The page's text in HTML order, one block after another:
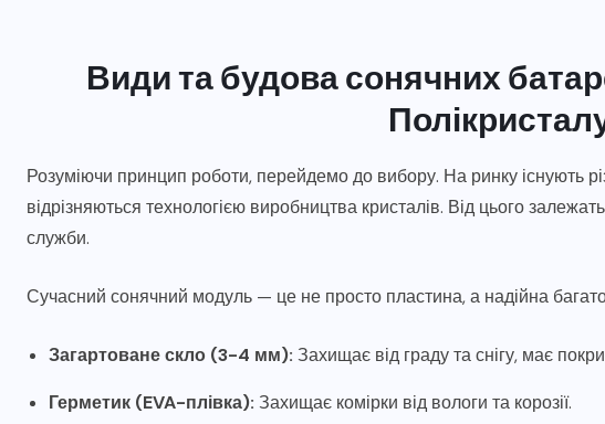
Види та будова сонячних
Розуміючи принцип роботи, перейдемо до вибору. На ринку існують
відрізняються технологією виробництва кристалів. Від цього
служби.
Сучасний сонячний модуль — це не просто пластина, а надійна
Загартоване скло (3-4 мм): Захищає від граду та снігу, має
Герметик (EVA-плівка): Захищає комірки від вологи та корозії.